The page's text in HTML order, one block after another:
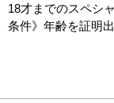
18才までのスペシ
条件》年齢を証明